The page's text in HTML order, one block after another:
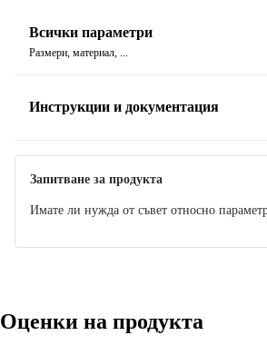
Всички параметри
Размери, материал, ...
Инструкции и документация
Запитване за продукта
Имате ли нужда от съвет относно
Оценки на продукта